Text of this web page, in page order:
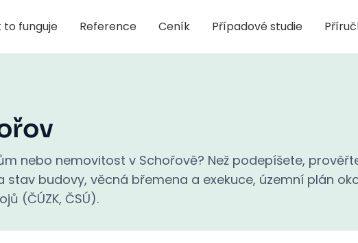
to funguje Reference Ceník Případové studie
nebo nemovitost v Schořově? Než podepíšete,
stav budovy, věcná břemena a exekuce, územní plán
(ČÚZK, ČSÚ).